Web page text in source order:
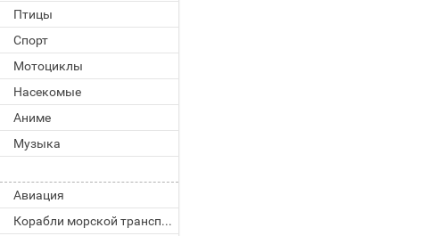
Птицы
Спорт
Мотоциклы
Насекомые
Аниме
Музыка
Авиация
Корабли морской транспорт